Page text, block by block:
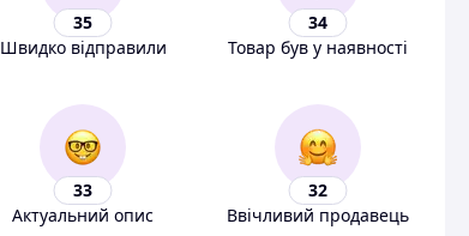
35
Швидко відправили
34
Товар був у наявності
33
Актуальний опис
32
Ввічливий продавець